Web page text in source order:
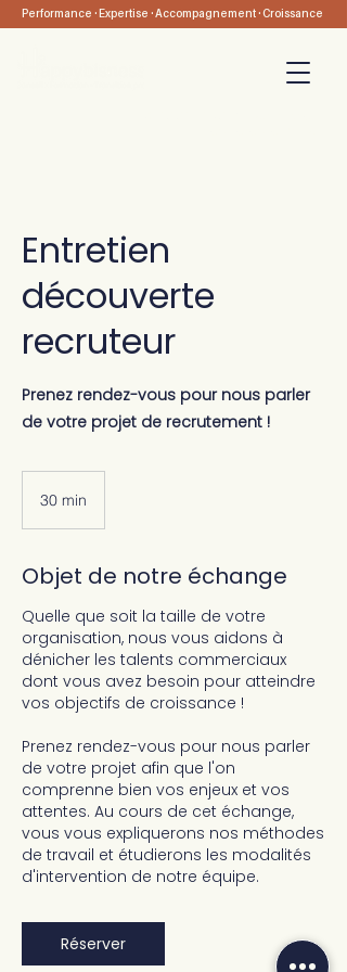
Performance · Expertise · Accompagnement · Croissance
Entretien
découverte
recruteur
Prenez rendez-vous pour nous parler
de votre projet de recrutement !
30 min
n
Objet de notre échange
Quelle que soit la taille de votre
organisation, nous vous aidons à
dénicher les talents commerciaux
dont vous avez besoin pour atteindre
vos objectifs de croissance !
Prenez rendez-vous pour nous parler
de votre projet afin que l'on
comprenne bien vos enjeux et vos
attentes. Au cours de cet échange,
vous vous expliquerons nos méthodes
de travail et étudierons les modalités
d'intervention de notre équipe.
Réserver